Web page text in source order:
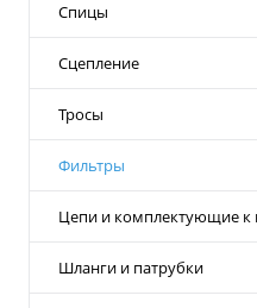
Спицы
Сцепление
Тросы
Фильтры
Цепи и комплектующие к
Шланги и патрубки